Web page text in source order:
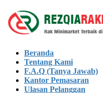
Skip
to
the
Skip
to
the
Beranda
Tentang Kami
F.A.Q (Tanya Jawab)
Kantor Pemasaran
Ulasan Pelanggan